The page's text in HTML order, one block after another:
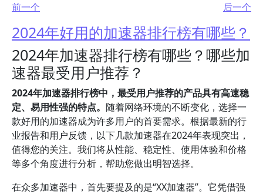
前一个 后一个
2024年好用的加速器排行榜有哪些？
2024年加速器排行榜有哪些？哪些加
速器最受用户推荐？
2024年加速器排行榜中，最受用户推荐的产品具有高速稳
定、易用性强的特点。 随着网络环境的不断变化，选择一
款好用的加速器成为许多用户的首要需求。根据最新的行
业报告和用户反馈，以下几款加速器在2024年表现突出，
值得您的关注。我们将从性能、稳定性、使用体验和价格
等多个角度进行分析，帮助您做出明智选择。
在众多加速器中，首先要提及的是“XX加速器”。它凭借强